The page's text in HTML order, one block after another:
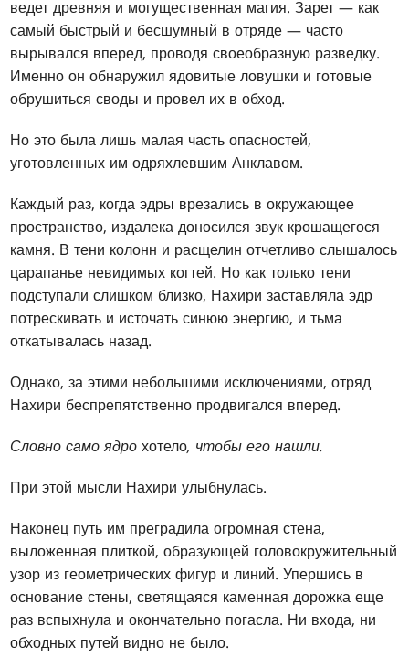
ведет древняя и могущественная магия. Зарет — как
самый быстрый и бесшумный в отряде — часто
вырывался вперед, проводя своеобразную разведку.
Именно он обнаружил ядовитые ловушки и готовые
обрушиться своды и провел их в обход.
Но это была лишь малая часть опасностей,
уготовленных им одряхлевшим Анклавом.
Каждый раз, когда эдры врезались в окружающее
пространство, издалека доносился звук крошащегося
камня. В тени колонн и расщелин отчетливо слышалось
царапанье невидимых когтей. Но как только тени
подступали слишком близко, Нахири заставляла эдр
потрескивать и источать синюю энергию, и тьма
откатывалась назад.
Однако, за этими небольшими исключениями, отряд
Нахири беспрепятственно продвигался вперед.
Словно само ядрохотело, чтобы его нашли.
При этой мысли Нахири улыбнулась.
Наконец путь им преградила огромная стена,
выложенная плиткой, образующей головокружительный
узор из геометрических фигур и линий. Упершись в
основание стены, светящаяся каменная дорожка еще
раз вспыхнула и окончательно погасла. Ни входа, ни
обходных путей видно не было.